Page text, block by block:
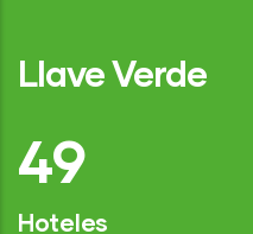
Llave Verde
77
Hoteles